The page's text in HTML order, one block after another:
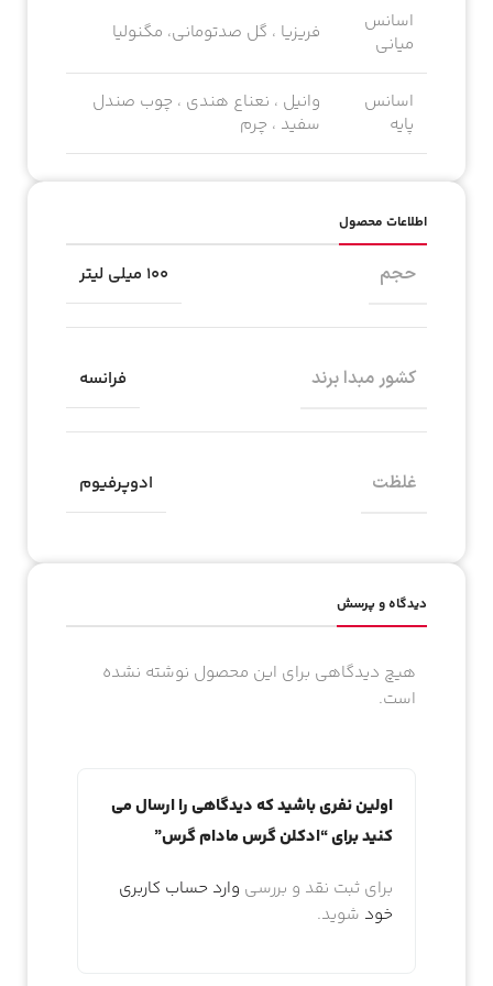
اسانس
میانی
فریزیا ، گل صدتومانی، مگنولیا
اسانس
پایه
وانیل ، نعناع هندی ، چوب صندل
سفید ، چرم
اطلاعات محصول
حجم ۱۰۰ میلی لیتر
کشور مبدا برند فرانسه
غلظت ادوپرفیوم
دیدگاه و پرسش
هیچ دیدگاهی برای این محصول نوشته نشده
است.
اولین نفری باشید که دیدگاهی را ارسال می
کنید برای “ادکلن گرس مادام گرس”
برای ثبت نقد و بررسی وارد حساب کاربری
خود شوید.